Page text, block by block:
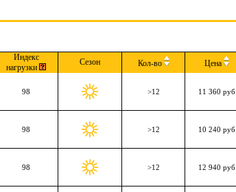
Индекс
нагрузки
Сезон Кол-во Цена
98 >12 11 360 руб
98 >12 10 240 руб
98 >12 12 940 руб